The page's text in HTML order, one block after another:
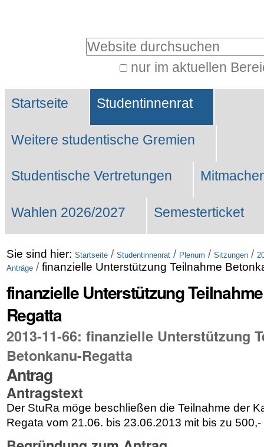
Website durchsuchen
nur im aktuellen
Suche…
Sektionen
Startseite Studentinnenrat
Weitere studentische Gremien
Studentische Vertretungen
Wahlen 2026/2027 Semesterticket
Sie sind hier: Startseite / Studentinnenrat / Plenum / Sitzungen /
Anträge / finanzielle Unterstützung Teilnahme
finanzielle Unterstützung
Regatta
2013-11-66: finanzielle Unterstützung
Betonkanu-Regatta
Antrag
Antragstext
Der StuRa möge beschließen die Teilnahme der
Regata vom 21.06. bis 23.06.2013 mit bis zu